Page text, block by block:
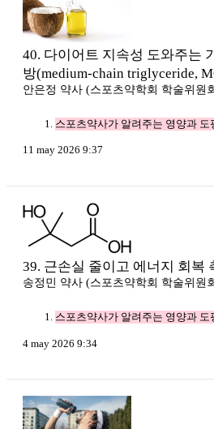
40. 다이어트 지속성 도와주는
방(medium-chain triglyceride,
안은정 약사 (스포츠약학회 학술위원
스포츠약사가 알려주는 영양과 도
11 may 2026 9:37
39. 근손실 줄이고 에너지 회복
송정민 약사 (스포츠약학회 학술위원
스포츠약사가 알려주는 영양과 도
4 may 2026 9:34